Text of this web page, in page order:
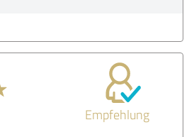
Empfehlung